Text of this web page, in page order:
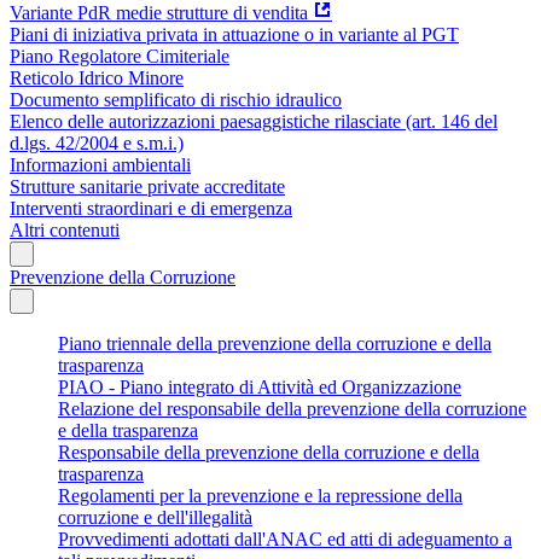
Variante PdR medie strutture di vendita
Piani di iniziativa privata in attuazione o in variante al PGT
Piano Regolatore Cimiteriale
Reticolo Idrico Minore
Documento semplificato di rischio idraulico
Elenco delle autorizzazioni paesaggistiche rilasciate (art. 146 del
d.lgs. 42/2004 e s.m.i.)
Informazioni ambientali
Strutture sanitarie private accreditate
Interventi straordinari e di emergenza
Altri contenuti
Prevenzione della Corruzione
Piano triennale della prevenzione della corruzione e della
trasparenza
PIAO - Piano integrato di Attività ed Organizzazione
Relazione del responsabile della prevenzione della corruzione
e della trasparenza
Responsabile della prevenzione della corruzione e della
trasparenza
Regolamenti per la prevenzione e la repressione della
corruzione e dell'illegalità
Provvedimenti adottati dall'ANAC ed atti di adeguamento a